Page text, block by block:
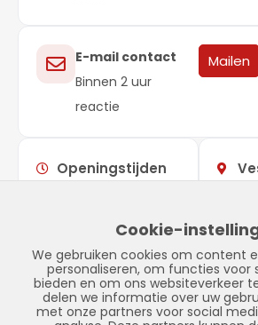
E-mail contact
Binnen 2 uur
reactie
Mailen
Openingstijden
ZondagGesloten
9502
Cookie-
We gebruiken cookies om content
personaliseren, om functies voor
bieden en om ons websiteverkeer
delen we informatie over uw
met onze partners voor social